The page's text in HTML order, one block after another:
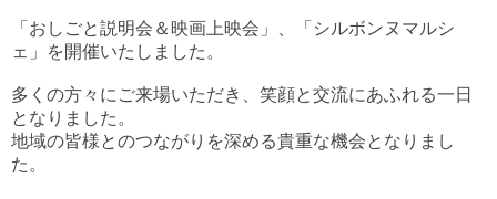
「おしごと説明会＆映画上映会」、「シルボンヌマルシ
ェ」を開催いたしました。
多くの方々にご来場いただき、笑顔と交流にあふれる一日
となりました。
地域の皆様とのつながりを深める貴重な機会となりまし
た。